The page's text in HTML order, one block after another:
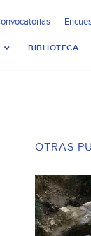
BIBLIOTECA
OTRAS